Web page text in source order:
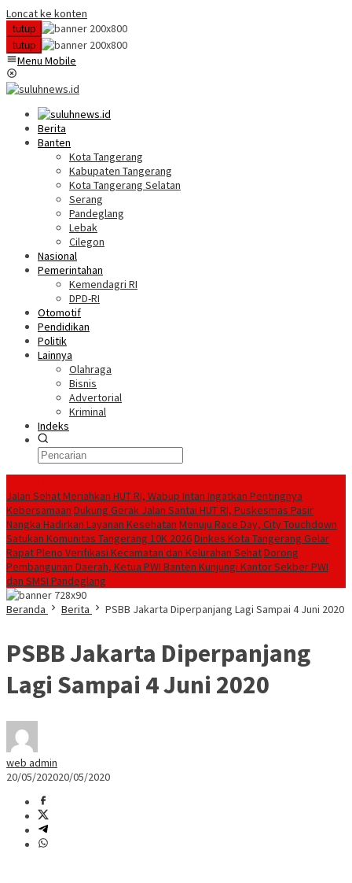
Loncat ke konten
tutup
tutup
Menu Mobile
Berita
Banten
Kota Tangerang
Kabupaten Tangerang
Kota Tangerang Selatan
Serang
Pandeglang
Lebak
Cilegon
Nasional
Pemerintahan
Kemendagri RI
DPD-RI
Otomotif
Pendidikan
Politik
Lainnya
Olahraga
Bisnis
Advertorial
Kriminal
Indeks
Jalan Sehat Meriahkan HUT RI, Wabup Intan Ingatkan Pentingnya
Kebersamaan Dukung Gerak Jalan Santai HUT RI, Puskesmas Pasir
Nangka Hadirkan Layanan Kesehatan Menuju Race Day, City Touchdown
Satukan Komunitas Tangerang 10K 2026Dinkes Kota Tangerang Gelar
Rapat Pleno Verifikasi Kecamatan dan Kelurahan SehatDorong
Pembangunan Daerah, Ketua PWI Banten Kunjungi Kantor Sekber PWI
dan SMSI Pandeglang
Beranda
Berita PSBB Jakarta Diperpanjang Lagi Sampai 4 Juni 2020
PSBB Jakarta Diperpanjang
Lagi Sampai 4 Juni 2020
web admin
20/05/202020/05/2020